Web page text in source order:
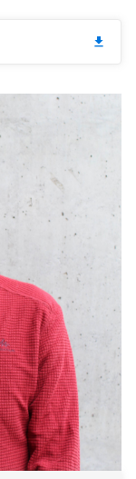
download